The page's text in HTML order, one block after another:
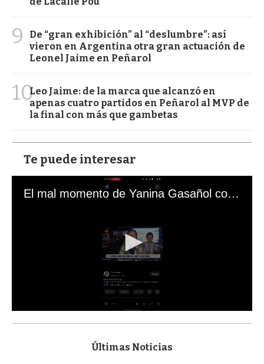
9
De “gran exhibición” al “deslumbre”: así
vieron en Argentina otra gran actuación de
Leonel Jaime en Peñarol
10Leo Jaime: de la marca que alcanzó en
apenas cuatro partidos en Peñarol al MVP de
la final con más que gambetas
Te puede interesar
El mal momento de Yanina Gasañol con un hincha argentino en "Subrayado"
s
Últimas Noticias